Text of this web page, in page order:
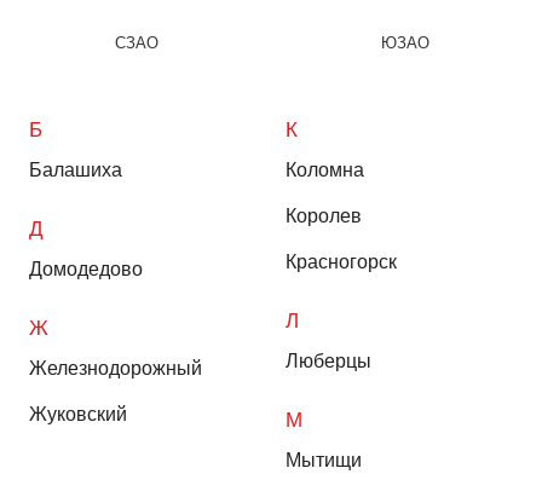
СЗАО ЮЗАО
Б
Балашиха
Д
Домодедово
Ж
Железнодорожный
Жуковский
К
Коломна
Королев
Красногорск
Л
Люберцы
М
Мытищи